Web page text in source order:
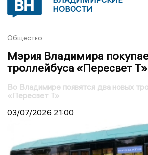
НОВОСТИ
Общество
Мэрия Владимира
троллейбуса «Пересвет Т»
Во Владимире появятся два новых
«Пересвет Т»
03/07/2026 21:00